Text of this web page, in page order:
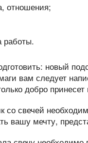
отношения;
работы.
новый
вам следует
добро
со свечей
вашу мечту,